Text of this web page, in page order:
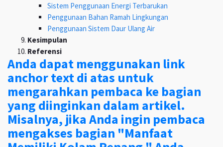
Sistem Penggunaan Energi Terbarukan
Penggunaan Bahan Ramah Lingkungan
Penggunaan Sistem Daur Ulang Air
Kesimpulan
Referensi
Anda dapat menggunakan link
anchor text di atas untuk
mengarahkan pembaca ke bagian
yang diinginkan dalam artikel.
Misalnya, jika Anda ingin pembaca
mengakses bagian "Manfaat